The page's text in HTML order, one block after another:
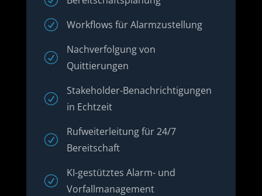
R Workflows für Alarmzustellung
R
Nachverfolgung von
Quittierungen
R
Stakeholder-Benachrichtigungen
in Echtzeit
R
Rufweiterleitung für 24/7
Bereitschaft
R
KI-gestütztes Alarm- und
Vorfallmanagement